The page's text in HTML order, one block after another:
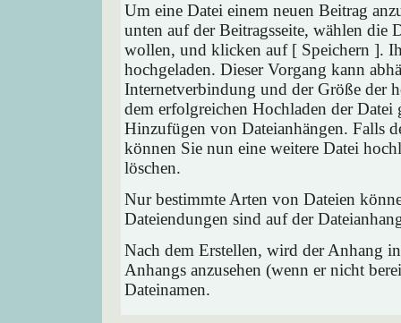
Um eine Datei einem neuen Beitrag
unten auf der Beitragsseite, wählen
wollen, und klicken auf [ Speichern ].
hochgeladen. Dieser Vorgang kann
Internetverbindung und der Größe der
dem erfolgreichen Hochladen der
Hinzufügen von Dateianhängen. Falls
können Sie nun eine weitere Datei
löschen.
Nur bestimmte Arten von Dateien
Dateiendungen sind auf der
Nach dem Erstellen, wird der Anhang
Anhangs anzusehen (wenn er nicht
Dateinamen.